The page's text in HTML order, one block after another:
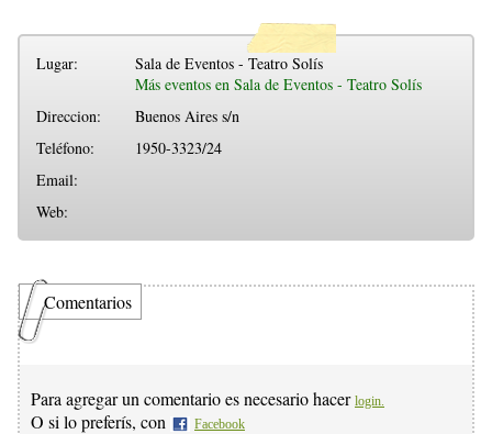
Lugar:
Sala de Eventos - Teatro Solís
Más eventos en Sala de Eventos - Teatro Solís
Direccion:
Buenos Aires s/n
Teléfono:
1950-3323/24
Email:
Web:
Comentarios
Para agregar un comentario es necesario hacer login.
O si lo preferís, con Facebook